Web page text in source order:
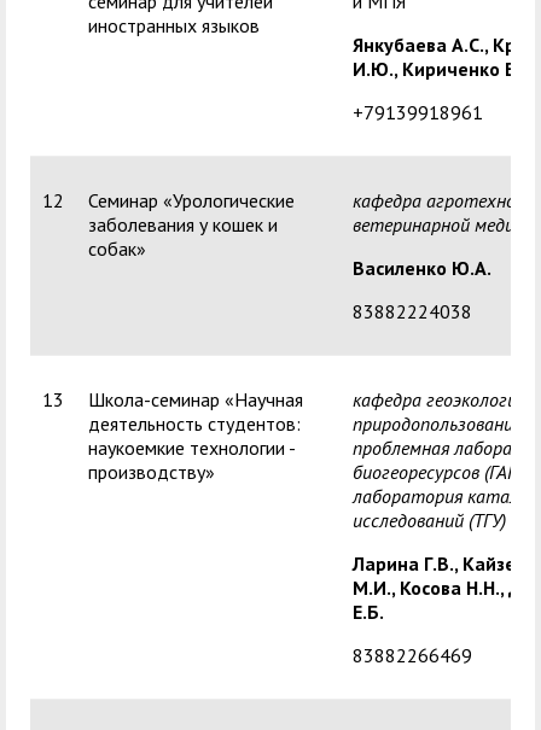
иностранных языков
Янкубаева А.С.,
И.Ю., Кириченко Е.А.
+79139918961
12
Семинар «Урологические
заболевания у кошек и
собак»
кафедра
ветеринарной
Василенко Ю.А.
83882224038
13
Школа-семинар «Научная
деятельность студентов:
наукоемкие технологии -
производству»
кафедра геоэкологии,
природопользования,
проблемная
биогеоресурсов (ГАГУ),
лаборатория
исследований (ТГУ)
Ларина Г.В., Кайзер
М.И., Косова Н.Н.,
Е.Б.
83882266469